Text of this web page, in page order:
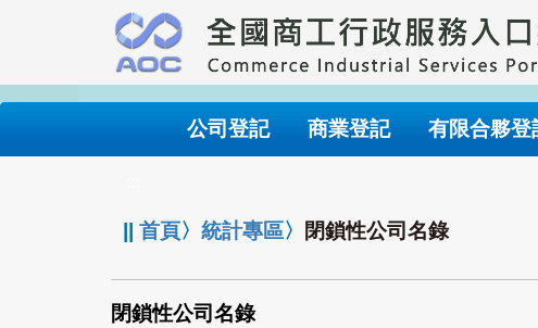
要
內
公司登記 商業登記 有限合夥登
||首頁〉統計專區〉 閉鎖性公司名錄
閉鎖性公司名錄